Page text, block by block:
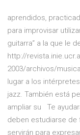
aprendidos,
para improvisar
guitarra” a la que le
http://
2003/archivos/
lugar a los
jazz. También está
ampliar su Te
deben estudiarse de
servirán para